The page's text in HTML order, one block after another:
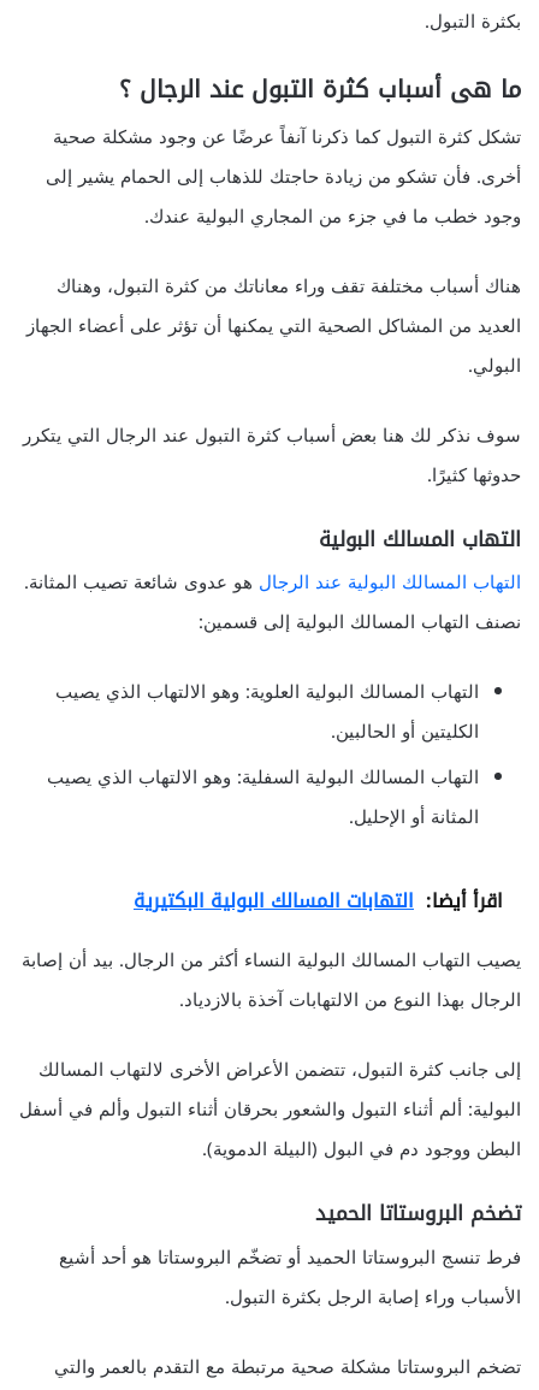
بكثرة التبول.
ما هى أسباب كثرة التبول عند الرجال ؟
تشكل كثرة التبول كما ذكرنا آنفاً عرضًا عن وجود مشكلة صحية
أخرى. فأن تشكو من زيادة حاجتك للذهاب إلى الحمام يشير إلى
وجود خطب ما في جزء من المجاري البولية عندك.
هناك أسباب مختلفة تقف وراء معاناتك من كثرة التبول، وهناك
العديد من المشاكل الصحية التي يمكنها أن تؤثر على أعضاء الجهاز
البولي.
سوف نذكر لك هنا بعض أسباب كثرة التبول عند الرجال التي يتكرر
حدوثها كثيرًا.
التهاب المسالك البولية
التهاب المسالك البولية عند الرجال هو عدوى شائعة تصيب المثانة.
نصنف التهاب المسالك البولية إلى قسمين:
التهاب المسالك البولية العلوية: وهو الالتهاب الذي يصيب
الكليتين أو الحالبين.
التهاب المسالك البولية السفلية: وهو الالتهاب الذي يصيب
المثانة أو الإحليل.
اقرأ أيضا: التهابات المسالك البولية البكتيرية
يصيب التهاب المسالك البولية النساء أكثر من الرجال. بيد أن إصابة
الرجال بهذا النوع من الالتهابات آخذة بالازدياد.
إلى جانب كثرة التبول، تتضمن الأعراض الأخرى لالتهاب المسالك
البولية: ألم أثناء التبول والشعور بحرقان أثناء التبول وألم في أسفل
البطن ووجود دم في البول (البيلة الدموية).
تضخم البروستاتا الحميد
فرط تنسج البروستاتا الحميد أو تضخّم البروستاتا هو أحد أشيع
الأسباب وراء إصابة الرجل بكثرة التبول.
تضخم البروستاتا مشكلة صحية مرتبطة مع التقدم بالعمر والتي